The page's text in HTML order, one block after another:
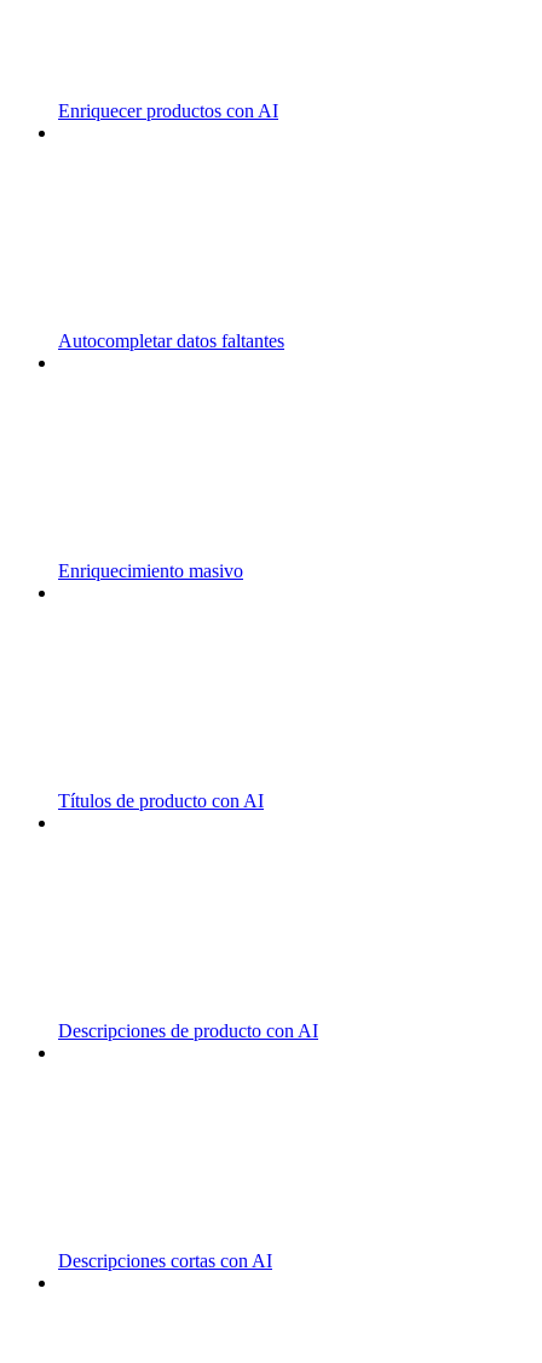
Enriquecer productos con AI
Autocompletar datos faltantes
Enriquecimiento masivo
Títulos de producto con AI
Descripciones de producto con AI
Descripciones cortas con AI